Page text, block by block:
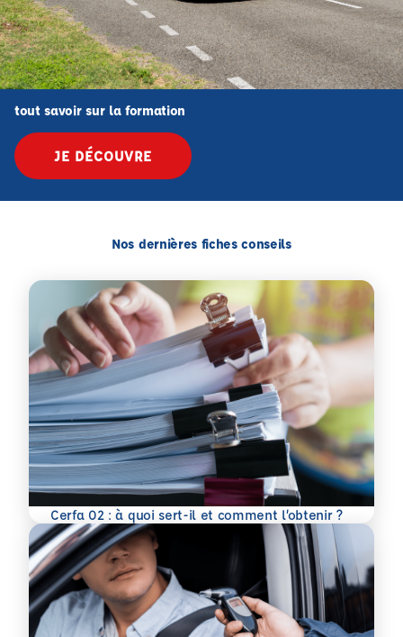
tout savoir sur la formation
JE DÉCOUVRE
Nos dernières fiches conseils
Cerfa 02 : à quoi sert-il et comment l’obtenir ?
En savoir plus